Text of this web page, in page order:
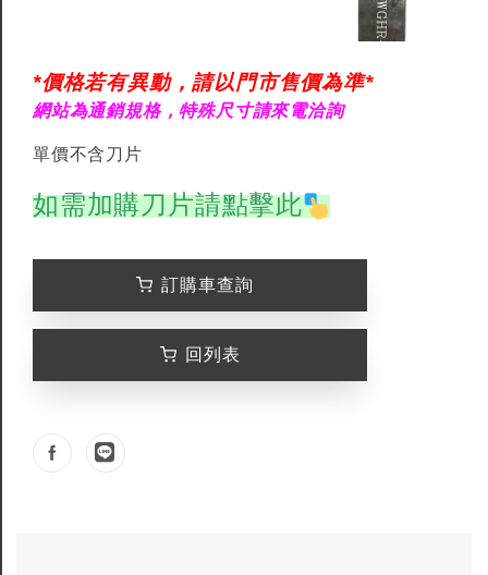
*價格若有異動，請以門市售價為準*
網站為通銷規格，特殊尺寸請來電洽詢
單價不含刀片
如需加購刀片請點擊此
訂購車查詢
回列表